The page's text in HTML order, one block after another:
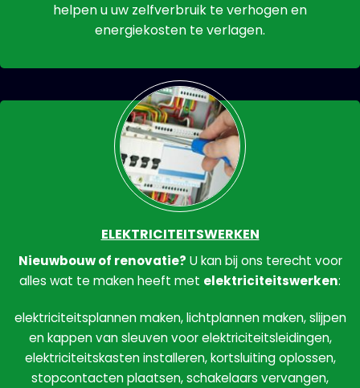
helpen u uw zelfverbruik te verhogen en
energiekosten te verlagen.
ELEKTRICITEITSWERKEN
Nieuwbouw of renovatie? U kan bij ons terecht voor
alles wat te maken heeft met elektriciteitswerken:
elektriciteitsplannen maken, lichtplannen maken, slijpen
en kappen van sleuven voor elektriciteitsleidingen,
elektriciteitskasten installeren, kortsluiting oplossen,
stopcontacten plaatsen, schakelaars vervangen,